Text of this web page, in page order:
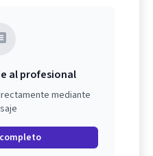
al profesional
mediante